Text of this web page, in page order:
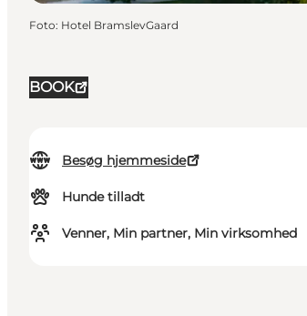
BOOK
Besøg hjemmeside
Hunde tilladt
Venner, Min partner, Min virksomhed
Foto: Hotel BramslevGaard